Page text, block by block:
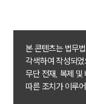
본 콘텐츠는 법무
각색하여 작성되
무단 전재, 복제 및
따른 조치가 이루